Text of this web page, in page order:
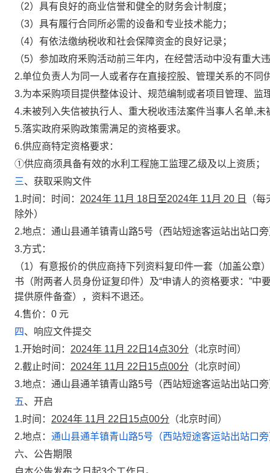
（2）具有良好的商业信誉和健全的财务会计制度；
（3）具有履行合同所必需的设备和专业技术能力；
（4）有依法缴纳税收和社会保障资金的良好记录；
（5）参加政府釆购活动前三年内，在经营活动中没有重大
2.单位负责人为同一人或者存在直接控股、管理关系的不
3.为本采购项目提供整体设计、规范编制或者项目管理、
监
4.未被列入失信被执行人、重大税收违法案件当事人名单,
5.落实政府采购政策需满足的资格要求。
6.供应商特定资格要求：
①供应商须具备有效的水利工程施工监理乙级及以上资质；
三、获取采购文件
1.时间：时间： 2024年 11月 18 日至2024年 11月 20 日
（
除外）
2.地点： 通山县通羊镇青山路5号（西站短途客运站出站口
3.方式：
（1） 有意报价的供应商持下列资料复印件一套（加盖公章
书（附两者人员身份证复印件）及“申请人的资格要求：”
提供原件备查），资料不退还。
4.售价： 0 元
四、响应文件提交
1.开始时间： 2024年 11月 22 日 14点30分 （北京时间）
2.截止时间： 2024年 11月 22 日 15点00分 （北京时间）
3.地点： 通山县通羊镇青山路5号（西站短途客运站出站口
五、开启
1.时间： 2024年 11月 22 日 15点00分 （北京时间）
2.地点： 通山县通羊镇青山路5号（西站短途客运站出站口
六、公告期限